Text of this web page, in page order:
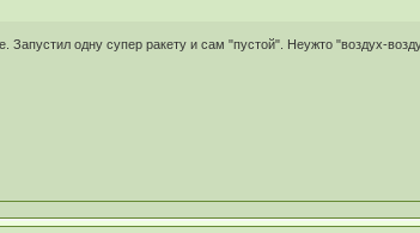
Запустил одну супер ракету и сам "пустой". Неужто "воздух-